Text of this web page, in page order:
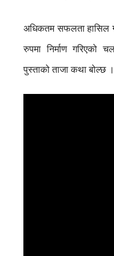
अधिकतम सफलता हासिल
रुपमा निर्माण गरिएको
पुस्ताको ताजा कथा बोल्छ ।